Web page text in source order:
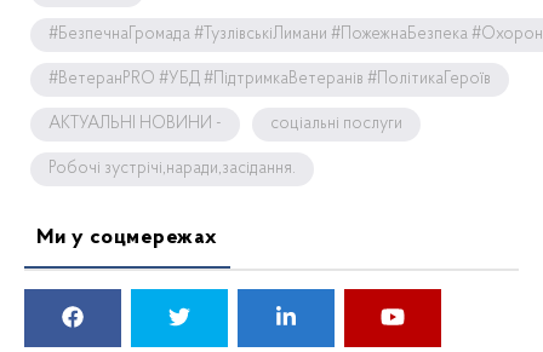
#БезпечнаГромада #ТузлівськіЛимани #ПожежнаБезпека
#ВетеранPRO #УБД #ПідтримкаВетеранів #ПолітикаГероїв
АКТУАЛЬНІ НОВИНИ - соціальні послуги
Робочі зустрічі,наради,засідання.
Ми у соцмережах